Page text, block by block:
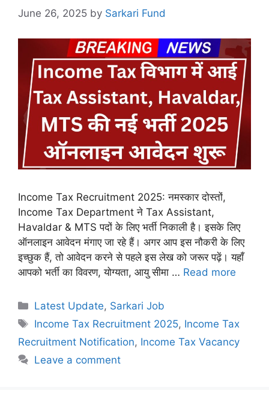
June 26, 2025 by Sarkari Fund
Income Tax Recruitment 2025: नमस्कार दोस्तों,
Income Tax Department ने Tax Assistant,
Havaldar & MTS पदों के लिए भर्ती निकाली है। इसके लिए
ऑनलाइन आवेदन मंगाए जा रहे हैं। अगर आप इस नौकरी के लिए
इच्छुक हैं, तो आवेदन करने से पहले इस लेख को जरूर पढ़ें। यहाँ
आपको भर्ती का विवरण, योग्यता, आयु सीमा … Read more
Categories
Latest Update, Sarkari Job
Tags
Income Tax Recruitment 2025, Income Tax
Recruitment Notification, Income Tax Vacancy
Leave a comment